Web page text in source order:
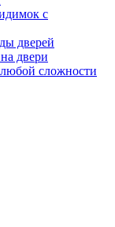
с
дверей
двери
сложности